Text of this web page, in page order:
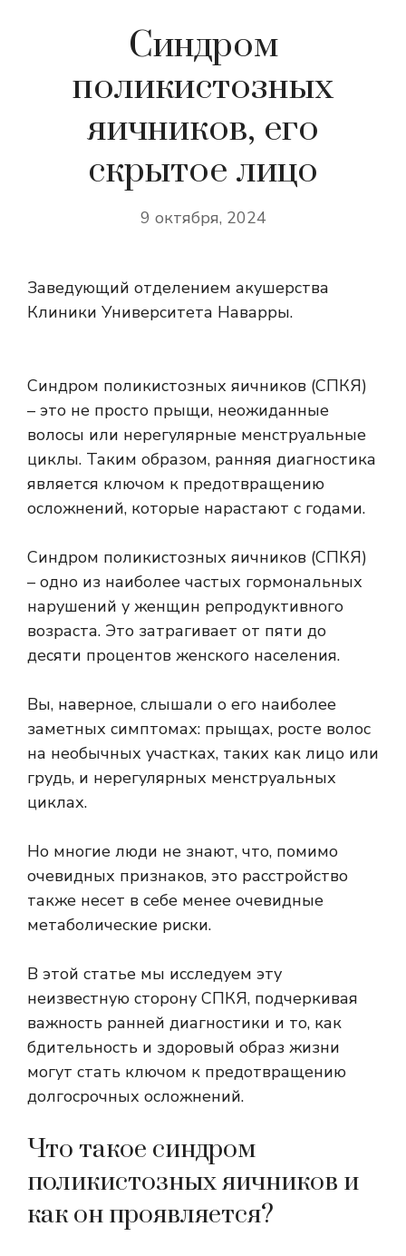
Синдром
поликистозных
яичников, его
скрытое лицо
9 октября, 2024
Заведующий отделением акушерства
Клиники Университета Наварры.
Синдром поликистозных яичников (СПКЯ)
– это не просто прыщи, неожиданные
волосы или нерегулярные менструальные
циклы. Таким образом, ранняя диагностика
является ключом к предотвращению
осложнений, которые нарастают с годами.
Синдром поликистозных яичников (СПКЯ)
– одно из наиболее частых гормональных
нарушений у женщин репродуктивного
возраста. Это затрагивает от пяти до
десяти процентов женского населения.
Вы, наверное, слышали о его наиболее
заметных симптомах: прыщах, росте волос
на необычных участках, таких как лицо или
грудь, и нерегулярных менструальных
циклах.
Но многие люди не знают, что, помимо
очевидных признаков, это расстройство
также несет в себе менее очевидные
метаболические риски.
В этой статье мы исследуем эту
неизвестную сторону СПКЯ, подчеркивая
важность ранней диагностики и то, как
бдительность и здоровый образ жизни
могут стать ключом к предотвращению
долгосрочных осложнений.
Что такое синдром
поликистозных яичников и
как он проявляется?